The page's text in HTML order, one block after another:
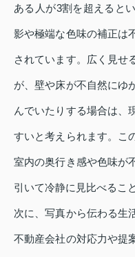
ある人が3割を超えると
影や極端な色味の補正は
されています。広く見せ
が、壁や床が不自然にゆ
んでいたりする場合は、
すいと考えられます。こ
室内の奥行き感や色味が
引いて冷静に見比べるこ
次に、写真から伝わる生
不動産会社の対応力や提